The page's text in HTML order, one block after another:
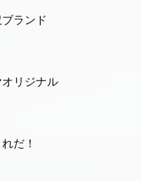
ランド
リジナル
だ！